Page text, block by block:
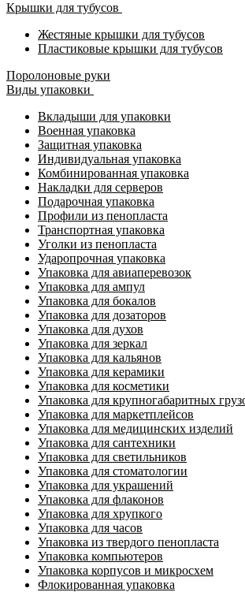
Крышки для тубусов
Жестяные крышки для тубусов
Пластиковые крышки для тубусов
Поролоновые руки
Виды упаковки
Вкладыши для упаковки
Военная упаковка
Защитная упаковка
Индивидуальная упаковка
Комбинированная упаковка
Накладки для серверов
Подарочная упаковка
Профили из пенопласта
Транспортная упаковка
Уголки из пенопласта
Ударопрочная упаковка
Упаковка для авиаперевозок
Упаковка для ампул
Упаковка для бокалов
Упаковка для дозаторов
Упаковка для духов
Упаковка для зеркал
Упаковка для кальянов
Упаковка для керамики
Упаковка для косметики
Упаковка для крупногабаритных
Упаковка для маркетплейсов
Упаковка для медицинских изделий
Упаковка для сантехники
Упаковка для светильников
Упаковка для стоматологии
Упаковка для украшений
Упаковка для флаконов
Упаковка для хрупкого
Упаковка для часов
Упаковка из твердого пенопласта
Упаковка компьютеров
Упаковка корпусов и микросхем
Флокированная упаковка